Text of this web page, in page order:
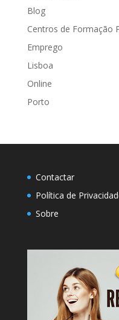
Blog
Centros de Formação
Emprego
Lisboa
Online
Porto
Contactar
Política de
Sobre